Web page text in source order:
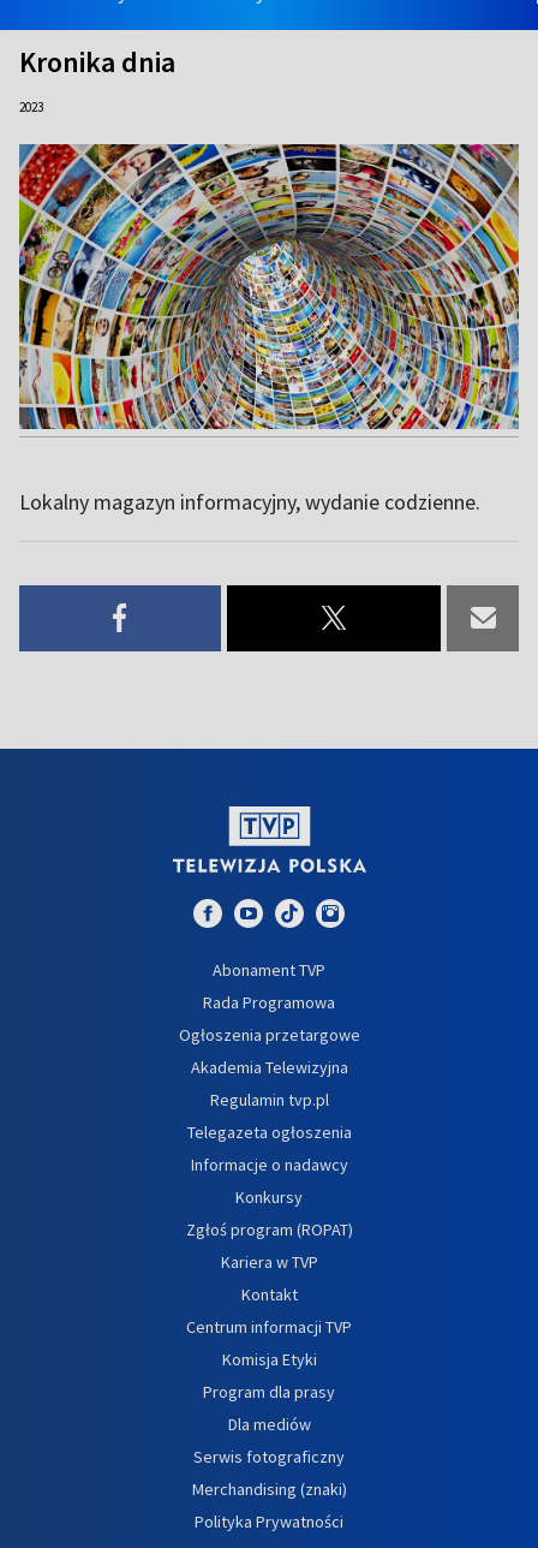
Kronika dnia
2023
Lokalny magazyn informacyjny, wydanie codzienne.
Abonament TVP
Rada Programowa
Ogłoszenia przetargowe
Akademia Telewizyjna
Regulamin tvp.pl
Telegazeta ogłoszenia
Informacje o nadawcy
Konkursy
Zgłoś program (ROPAT)
Kariera w TVP
Kontakt
Centrum informacji TVP
Komisja Etyki
Program dla prasy
Dla mediów
Serwis fotograficzny
Merchandising (znaki)
Polityka Prywatności